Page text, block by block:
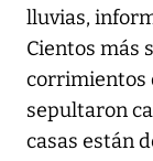
lluvias,
Cientos más
corrimientos
sepultaron
casas están